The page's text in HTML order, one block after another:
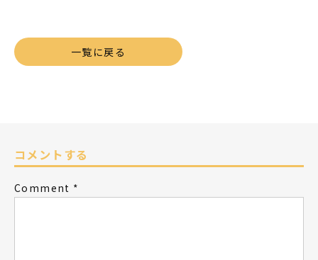
一覧に戻る
コメントする
Comment *